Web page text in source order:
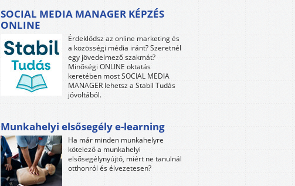
SOCIAL MEDIA MANAGER KÉPZÉS
ONLINE
Érdeklődsz az online marketing és
a közösségi média iránt? Szeretnél
egy jövedelmező szakmát?
Minőségi ONLINE oktatás
keretében most SOCIAL MEDIA
MANAGER lehetsz a Stabil Tudás
jóvoltából.
Munkahelyi elsősegély e-learning
Ha már minden munkahelyre
kötelező a munkahelyi
elsősegélynyújtó, miért ne tanulnál
otthonról és élvezetesen?